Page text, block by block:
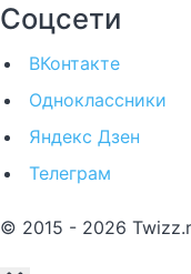
Соцсети
ВКонтакте
Одноклассники
Яндекс Дзен
Телеграм
© 2015 - 2026